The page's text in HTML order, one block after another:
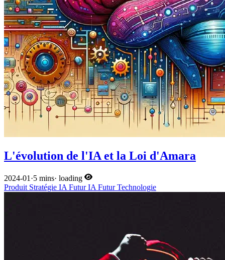
L'évolution de l'IA et la Loi d'Amara
2024-01 ·5 mins· loading
Produit Stratégie IA FuturIA FuturTechnologie